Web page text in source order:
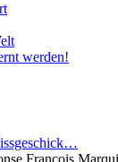
werden!
François